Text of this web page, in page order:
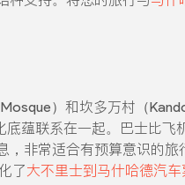
）和坎多万村（
蕴联系在一起。巴士比飞
非常适合有预算意识的
了大不里士到马什哈德汽车